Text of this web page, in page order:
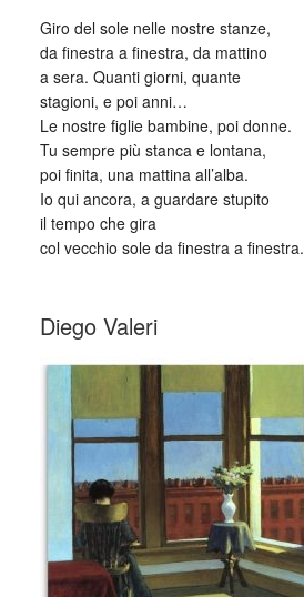
Giro del sole nelle nostre stanze,
da finestra a finestra, da mattino
a sera. Quanti giorni, quante
stagioni, e poi anni…
Le nostre figlie bambine, poi donne.
Tu sempre più stanca e lontana,
poi finita, una mattina all’alba.
Io qui ancora, a guardare stupito
il tempo che gira
col vecchio sole da finestra a finestra.
Diego Valeri